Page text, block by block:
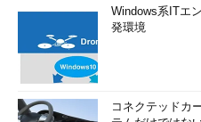
Windows系ITエ
発環境
コネクテッドカ